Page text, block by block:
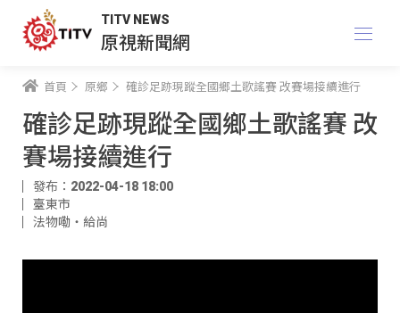
TITV NEWS
原視新聞網
首頁 原鄉 確診足跡現蹤全國鄉土歌謠賽 改賽場接續進行
確診足跡現蹤全國鄉土歌謠賽 改
賽場接續進行
發布：2022-04-18 18:00
臺東市
法物嘞‧給尚